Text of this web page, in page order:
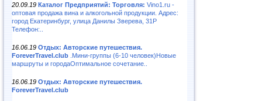
20.09.19 Каталог Предприятий: Торговля: Vino1.ru -
оптовая продажа вина и алкогольной продукции. Адрес:
город Екатеринбург, улица Данилы Зверева, 31Р
Телефон:..
16.06.19 Отдых: Авторские путешествия.
ForeverTravel.club .Мини-группы (6-10 человек)Новые
маршруты и городаОптимальное сочетание..
16.06.19 Отдых: Авторские путешествия.
ForeverTravel.club